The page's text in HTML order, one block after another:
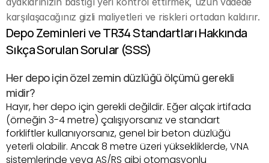
karşılaşacağınız gizli maliyetleri ve riskleri ortadan kaldırır.
Depo Zeminleri ve TR34 Standartları Hakkında
Sıkça Sorulan Sorular (SSS)
Her depo için özel zemin düzlüğü ölçümü gerekli
midir?
Hayır, her depo için gerekli değildir. Eğer alçak irtifada
(örneğin 3-4 metre) çalışıyorsanız ve standart
forkliftler kullanıyorsanız, genel bir beton düzlüğü
yeterli olabilir. Ancak 8 metre üzeri yüksekliklerde, VNA
sistemlerinde veya AS/RS gibi otomasyonlu